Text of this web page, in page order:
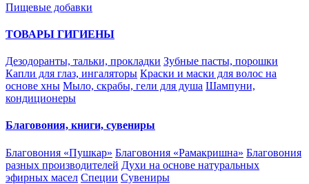
Пищевые добавки
ТОВАРЫ ГИГИЕНЫ
Дезодоранты, тальки, прокладки Зубные пасты, порошки
Капли для глаз, ингаляторы Краски и маски для волос на
основе хны Мыло, скрабы, гели для душа Шампуни,
кондиционеры
Благовония, книги, сувениры
Благовония «Пушкар» Благовония «Рамакришна» Благовония
разных производителей Духи на основе натуральных
эфирных масел Специи Сувениры